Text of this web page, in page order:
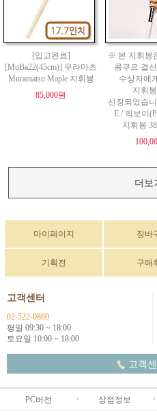
[입고완료]
[MuBa22(45cm)] 무라마츠
Muramatsu Maple 지휘봉
85,000원
※ 본 지휘봉
콩쿠르 결
수상자에
지휘
선정되었습
E / 픽보이
지휘봉
더보
마이페이지 장바
기획전 구매
고객센터
02-522-0869
평일 09:30 ~ 18:00
토요일 10:00 ~ 18:00
고객
PC버전 상점정보